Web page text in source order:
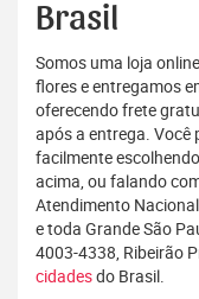
Brasil
Somos uma loja
flores e entregamos
oferecendo frete
após a entrega. Você
facilmente
acima, ou falando
Atendimento
e toda Grande São
4003-4338, Ribeirão
cidadesdo Brasil.